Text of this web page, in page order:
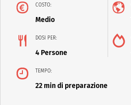
COSTO:
Medio
DOSI PER:
4 Persone
TEMPO:
22 min di preparazione